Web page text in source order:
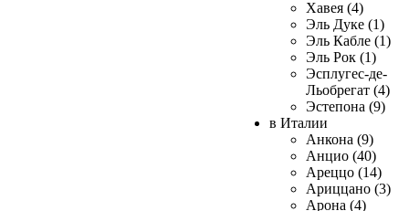
Хавея (4)
Эль Дуке (1)
Эль Кабле (1)
Эль Рок (1)
Эсплугес-де-
Льобрегат (4)
Эстепона (9)
в Италии
Анкона (9)
Анцио (40)
Ареццо (14)
Ариццано (3)
Арона (4)